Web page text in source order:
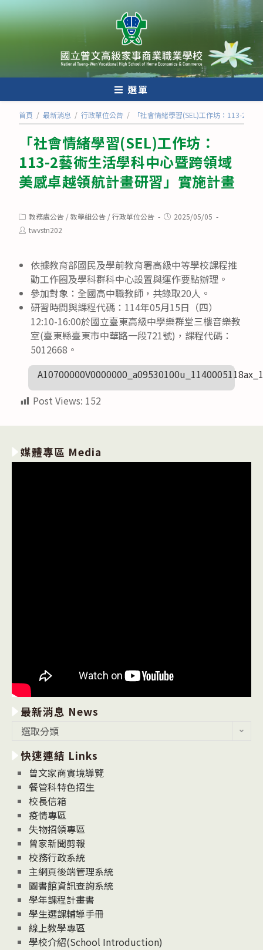
跳
轉
至
內
選單
首頁 / 最新消息 / 行政單位公告 / 「社會情緒學習(SEL)工作坊：113-2藝
「社會情緒學習(SEL)工作坊：
113-2藝術生活學科中心暨跨領域
美感卓越領航計畫研習」實施計畫
Post
category:
教務處公告 /教學組公告 /行政單位公告
Post2025/05/05
Posttwvstn202
依據教育部國民及學前教育署高級中等學校課程推
動工作圈及學科群科中心設置與運作要點辦理。
參加對象：全國高中職教師，共錄取20人。
研習時間與課程代碼：114年05月15日（四）
12:10-16:00於國立臺東高級中學樂群堂三樓音樂教
室(臺東縣臺東市中華路一段721號)，課程代碼：
5012668。
A10700000V0000000_a09530100u_1140005118ax_1
Post Views: 152
媒體專區 Media
最新消息 News
消
息
News
選取分類
快速連結 Links
曾文家商實境導覽
餐管科特色招生
校長信箱
疫情專區
失物招領專區
曾家新聞剪報
校務行政系統
主網頁後端管理系統
圖書館資訊查詢系統
學年課程計畫書
學生選課輔導手冊
線上教學專區
學校介紹(School Introduction)